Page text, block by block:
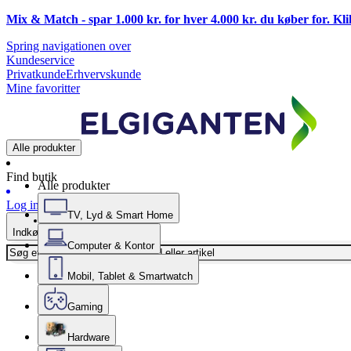
Mix & Match - spar 1.000 kr. for hver 4.000 kr. du køber for.
Spring navigationen over
Kundeservice
PrivatkundeErhvervskunde
Mine favoritter
Alle produkter
Find butik
Log ind
Indkøbskurv
Alle produkter
TV, Lyd & Smart Home
Computer & Kontor
Mobil, Tablet & Smartwatch
Gaming
Hardware